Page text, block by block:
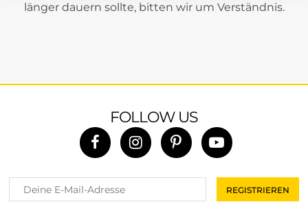
länger dauern sollte, bitten wir um Verständnis.
FOLLOW US